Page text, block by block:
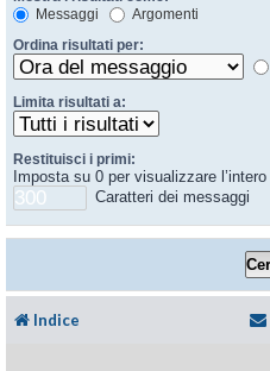
Messaggi
Argomenti
Ordina risultati per:
Limita risultati a:
Restituisci i primi:
Imposta su 0 per visualizzare l’intero
Caratteri dei messaggi
Indice